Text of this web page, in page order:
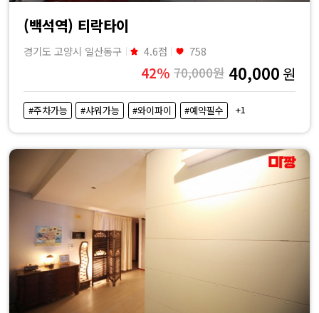
(백석역) 티락타이
경기도 고양시 일산동구 4.6점 758
42% 70,000원 40,000 원
#주차가능 #샤워가능 #와이파이 #예약필수 +1